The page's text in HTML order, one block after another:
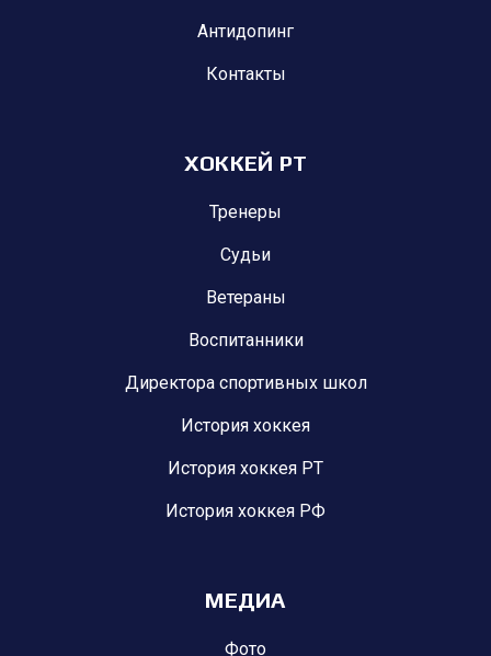
Антидопинг
Контакты
ХОККЕЙ РТ
Тренеры
Судьи
Ветераны
Воспитанники
Директора спортивных школ
История хоккея
История хоккея РТ
История хоккея РФ
МЕДИА
Фото